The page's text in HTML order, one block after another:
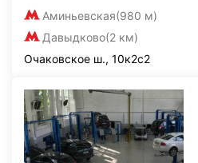
Аминьевская(980 м)
Давыдково(2 км)
Очаковское ш., 10к2с2